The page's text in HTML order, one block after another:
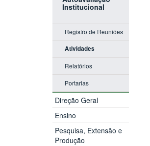
Institucional
Registro de Reuniões
Atividades
Relatórios
Portarias
Direção Geral
Ensino
Pesquisa, Extensão e
Produção